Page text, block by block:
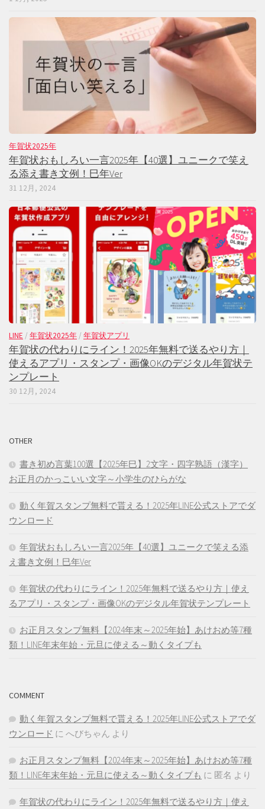
年賀状2025年
年賀状おもしろい一言2025年【40選】ユニークで笑え
る添え書き文例！巳年Ver
31 12月, 2024
LINE / 年賀状2025年 / 年賀状アプリ
年賀状の代わりにライン！2025年無料で送るやり方｜
使えるアプリ・スタンプ・画像OKのデジタル年賀状テ
ンプレート
30 12月, 2024
OTHER
書き初め言葉100選【2025年巳】2文字・四字熟語（漢字）
お正月のかっこいい文字～小学生のひらがな
動く年賀スタンプ無料で貰える！2025年LINE公式ストアでダ
ウンロード
年賀状おもしろい一言2025年【40選】ユニークで笑える添
え書き文例！巳年Ver
年賀状の代わりにライン！2025年無料で送るやり方｜使え
るアプリ・スタンプ・画像OKのデジタル年賀状テンプレート
お正月スタンプ無料【2024年末～2025年始】あけおめ等7種
類！LINE年末年始・元旦に使える～動くタイプも
COMMENT
動く年賀スタンプ無料で貰える！2025年LINE公式ストアでダ
ウンロード に へびちゃん より
お正月スタンプ無料【2024年末～2025年始】あけおめ等7種
類！LINE年末年始・元旦に使える～動くタイプも に 匿名 より
年賀状の代わりにライン！2025年無料で送るやり方｜使え